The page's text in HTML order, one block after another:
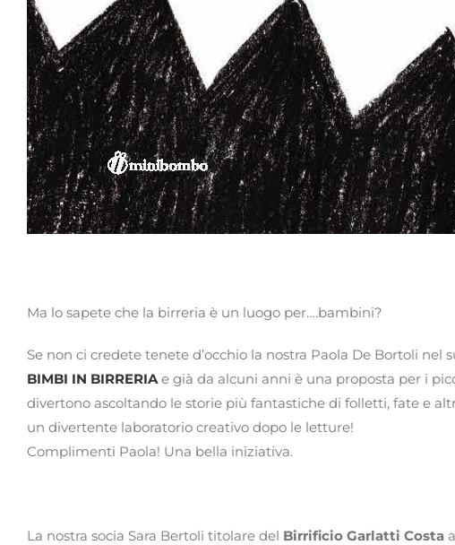
Ma lo sapete che la birreria è un luogo per….bambini?
Se non ci credete tenete d’occhio la nostra Paola De Bortoli nel
BIMBI IN BIRRERIAe già da alcuni anni è una proposta per i
divertono ascoltando le storie più fantastiche di folletti, fate e
un divertente laboratorio creativo dopo le letture!
Complimenti Paola! Una bella iniziativa.
La nostra socia Sara Bertoli titolare del Birrificio Garlatti Costa